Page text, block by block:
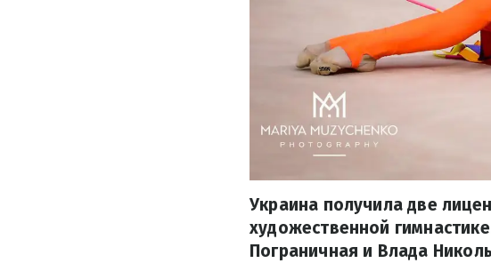
Украина получила две
художественной
Пограничная и Влада